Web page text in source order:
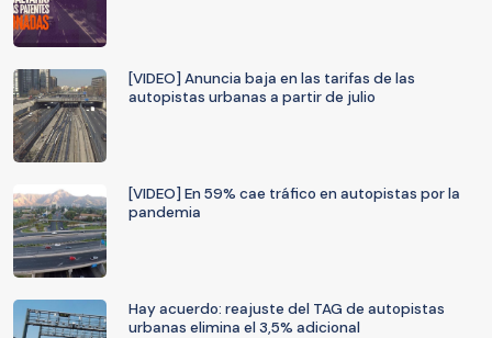
[VIDEO] Anuncia baja en las tarifas de las
autopistas urbanas a partir de julio
[VIDEO] En 59% cae tráfico en autopistas por la
pandemia
Hay acuerdo: reajuste del TAG de autopistas
urbanas elimina el 3,5% adicional